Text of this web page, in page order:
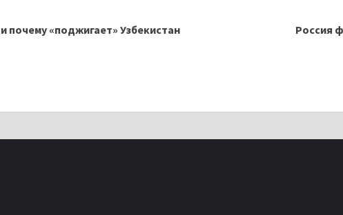
почему «поджигает» Узбекистан
Россия